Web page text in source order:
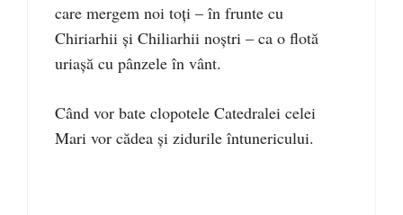
care mergem noi toți – în frunte cu
Chiriarhii și Chiliarhii noștri – ca o flotă
uriașă cu pânzele în vânt.
Când vor bate clopotele Catedralei celei
Mari vor cădea și zidurile întunericului.